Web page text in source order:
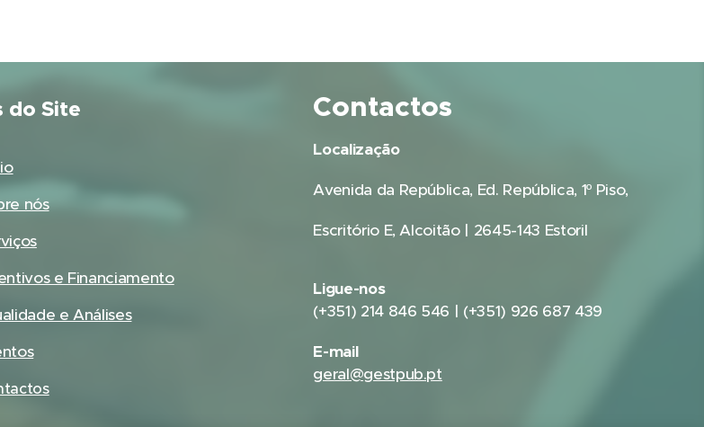
do Site
nós
e Financiamento
e Análises
Contactos
Localização
Avenida da República, Ed. República, 1º Piso,
Escritório E, Alcoitão | 2645-143 Estoril
Ligue-nos
(+351) 214 846 546 | (+351) 926 687 439
E-mail
geral@gestpub.pt